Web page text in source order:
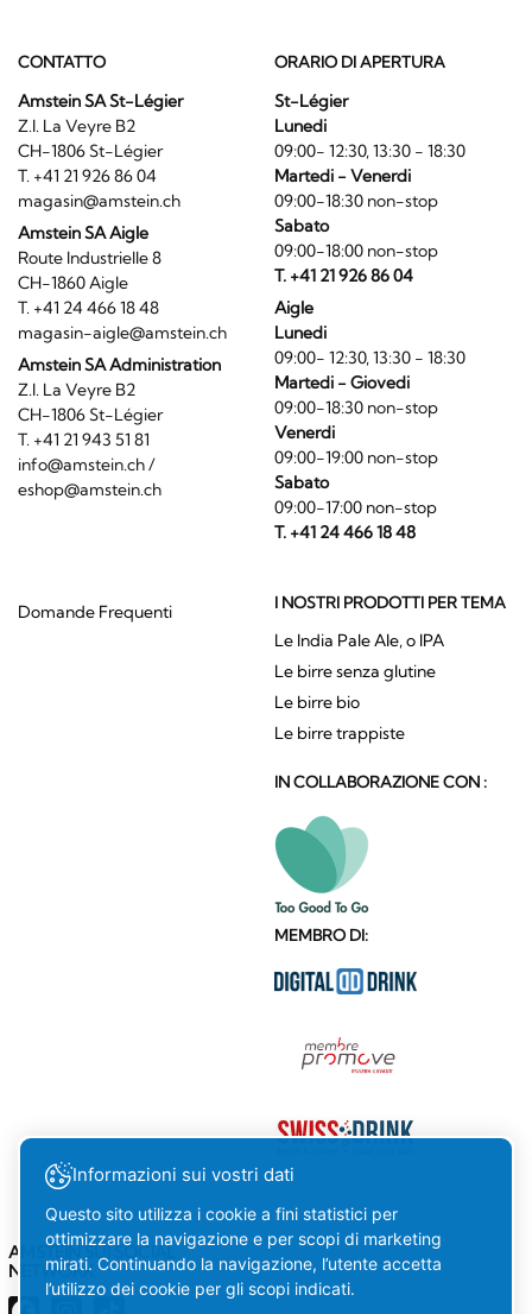
CONTATTO
Amstein SA St-Légier
Z.I. La Veyre B2
CH-1806 St-Légier
T. +41 21 926 86 04
magasin@amstein.ch
Amstein SA Aigle
Route Industrielle 8
CH-1860 Aigle
T. +41 24 466 18 48
magasin-aigle@amstein.ch
Amstein SA Administration
Z.I. La Veyre B2
CH-1806 St-Légier
T. +41 21 943 51 81
info@amstein.ch/
eshop@amstein.ch
ORARIO DI APERTURA
St-Légier
Lunedi
09:00- 12:30, 13:30 - 18:30
Martedi - Venerdi
09:00-18:30 non-stop
Sabato
09:00-18:00 non-stop
T. +41 21 926 86 04
Aigle
Lunedi
09:00- 12:30, 13:30 - 18:30
Martedi - Giovedi
09:00-18:30 non-stop
Venerdi
09:00-19:00 non-stop
Sabato
09:00-17:00 non-stop
T. +41 24 466 18 48
Domande Frequenti I NOSTRI PRODOTTI PER TEMA
Le India Pale Ale, o IPA
Le birre senza glutine
Le birre bio
Le birre trappiste
IN COLLABORAZIONE CON :
MEMBRO DI:
AMSTEIN SUI SOCIAL
NETWORK
Informazioni sui vostri dati
Questo sito utilizza i cookie a fini statistici per
ottimizzare la navigazione e per scopi di marketing
mirati. Continuando la navigazione, l’utente accetta
l’utilizzo dei cookie per gli scopi indicati.